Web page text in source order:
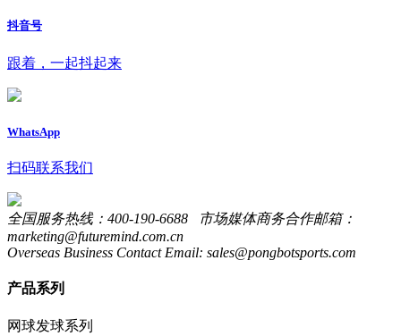
抖音号
跟着，一起抖起来
WhatsApp
扫码联系我们
全国服务热线：400-190-6688 市场媒体商务合作邮箱：
marketing@futuremind.com.cn
Overseas Business Contact Email: sales@pongbotsports.com
产品系列
网球发球系列